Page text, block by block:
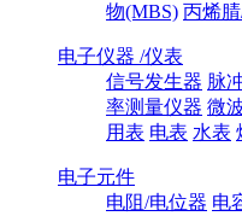
物(MBS) 丙烯
电子仪器 /仪表
信号发生器 脉
率测量仪器 微
用表 电表 水表
电子元件
电阻/电位器 电